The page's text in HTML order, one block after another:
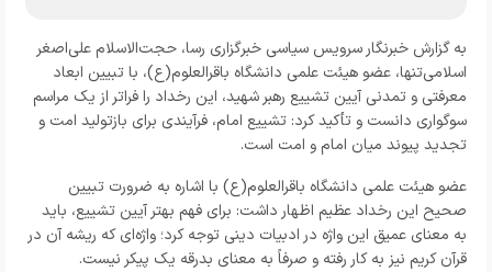
به گزارش خبرنگار سرویس سیاسی خبرگزاری رسا، حجت‌الاسلام علی‌اصغر
اسلامی‌تنها، عضو هیئت علمی دانشگاه باقرالعلوم(ع)، با تبیین ابعاد
معرفتی و تمدنی آیین تشییع رهبر شهید، این رخداد را فراتر از یک مراسم
سوگواری دانست و تأکید کرد: تشییع امام، فرآیندی برای بازتولید امت و
تجدید پیوند میان امام و امت است.
عضو هیئت علمی دانشگاه باقرالعلوم(ع) با اشاره به ضرورت تبیین
صحیح این رخداد عظیم اظهار داشت: برای فهم بهتر آیین تشییع، باید
به معنای عمیق این واژه در ادبیات دینی توجه کرد؛ واژه‌ای که ریشه آن در
قرآن کریم نیز به کار رفته و صرفاً به معنای بدرقه یک پیکر نیست.